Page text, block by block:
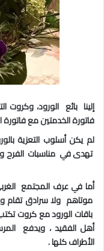
إلينا بائع الورود، وكروت
فاتورة الخدمتين مع فاتورة
لم يكن أسلوب التعزية
تهدى في مناسبات الفرح
أما في عرف المجتمع
موتاهم ولا سرادق تقام
باقات الورود مع كروت
أهل الفقيد ، ويدفع
الأطراف كلها .